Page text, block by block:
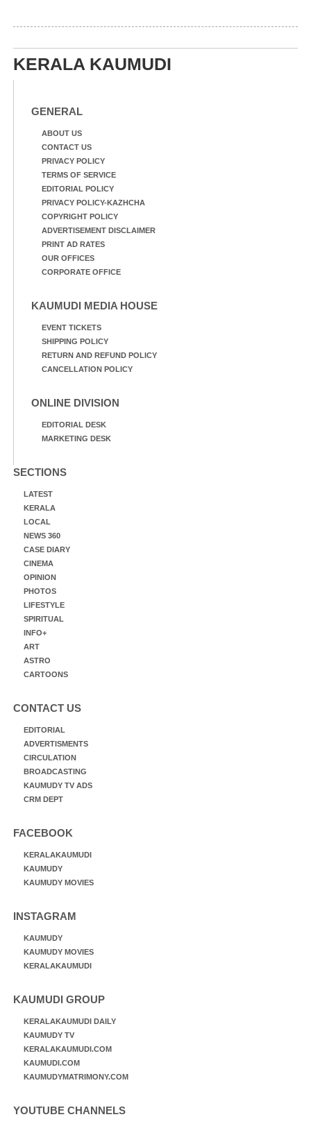
KERALA KAUMUDI
GENERAL
ABOUT US
CONTACT US
PRIVACY POLICY
TERMS OF SERVICE
EDITORIAL POLICY
PRIVACY POLICY-KAZHCHA
COPYRIGHT POLICY
ADVERTISEMENT DISCLAIMER
PRINT AD RATES
OUR OFFICES
CORPORATE OFFICE
KAUMUDI MEDIA HOUSE
EVENT TICKETS
SHIPPING POLICY
RETURN AND REFUND POLICY
CANCELLATION POLICY
ONLINE DIVISION
EDITORIAL DESK
MARKETING DESK
SECTIONS
LATEST
KERALA
LOCAL
NEWS 360
CASE DIARY
CINEMA
OPINION
PHOTOS
LIFESTYLE
SPIRITUAL
INFO+
ART
ASTRO
CARTOONS
CONTACT US
EDITORIAL
ADVERTISMENTS
CIRCULATION
BROADCASTING
KAUMUDY TV ADS
CRM DEPT
FACEBOOK
KERALAKAUMUDI
KAUMUDY
KAUMUDY MOVIES
INSTAGRAM
KAUMUDY
KAUMUDY MOVIES
KERALAKAUMUDI
KAUMUDI GROUP
KERALAKAUMUDI DAILY
KAUMUDY TV
KERALAKAUMUDI.COM
KAUMUDI.COM
KAUMUDYMATRIMONY.COM
YOUTUBE CHANNELS